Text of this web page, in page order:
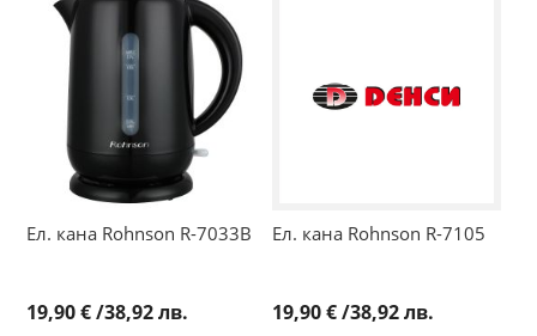
Ел. кана Rohnson R-7033B
19,90 €/38,92 лв.
Ел. кана Rohnson R-7105
19,90 €/38,92 лв.